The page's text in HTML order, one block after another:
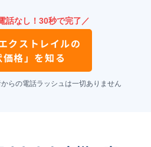
話なし！30秒で完了／
クストレイルの
価格」を知る
らの電話ラッシュは一切ありません